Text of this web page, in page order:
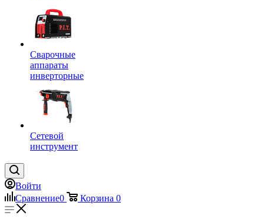
Сварочные
аппараты
инверторные
Сетевой
инструмент
Войти
Сравнение0 Корзина 0